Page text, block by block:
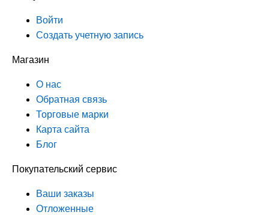
Войти
Создать учетную запись
Магазин
О нас
Обратная связь
Торговые марки
Карта сайта
Блог
Покупательский сервис
Ваши заказы
Отложенные